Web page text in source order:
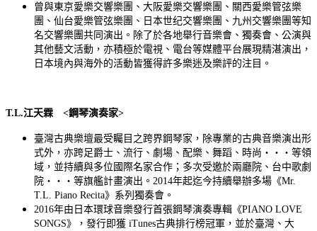
曾與東京愛樂交響樂團、大阪愛樂交響樂團、關西愛樂管弦樂
團、仙台愛樂管弦樂團、日本世纪交響樂團、九州交響樂團等知
名交響樂團共同演出。除了於各地舉行音樂會、獨奏會、公演與
其他藝文活動，亦積極於電視、電台等媒體平台展現精湛演出，
日本境內與海外的活動皆獲得許多樂迷及樂評的注目。
T.L.江天霖 <鋼琴演奏家>
臺灣古典樂壇最受矚目之跨界鋼琴家，除專業的古典音樂演出形
式外，亦跨足爵士、流行、劇場、配樂、舞蹈、時尚‧‧‧等領
域，並持續與多位國際名家合作；多次受邀於兩廳院、台中歌劇
院‧‧‧等旗艦計畫演出。2014年起迄今持續舉辦多場《Mr.
T.L. Piano Recita》系列獨奏會。
2016年由日本環球音樂發行首張鋼琴演奏專輯《PIANO LOVE
SONGS》，發行即獲 iTunes古典排行榜冠軍，並於臺灣、大